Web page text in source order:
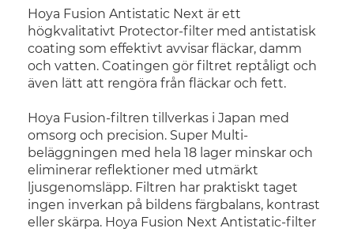
Hoya Fusion Antistatic Next är ett
högkvalitativt Protector-filter med antistatisk
coating som effektivt avvisar fläckar, damm
och vatten. Coatingen gör filtret reptåligt och
även lätt att rengöra från fläckar och fett.
Hoya Fusion-filtren tillverkas i Japan med
omsorg och precision. Super Multi-
beläggningen med hela 18 lager minskar och
eliminerar reflektioner med utmärkt
ljusgenomsläpp. Filtren har praktiskt taget
ingen inverkan på bildens färgbalans, kontrast
eller skärpa. Hoya Fusion Next Antistatic-filter